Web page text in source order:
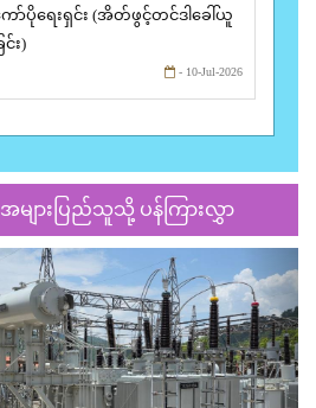
ာ်ပိုရေးရှင်း (အိတ်ဖွင့်တင်ဒါခေါ်ယူ
င်း)
- 10-Jul-2026
အများပြည်သူသို့ ပန်ကြားလွှာ
Next